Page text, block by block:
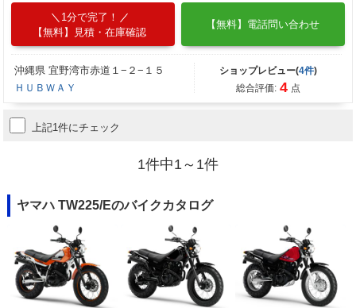
1分で完了！
【無料】見積・在庫確認
【無料】電話問い合わせ
沖縄県 宜野湾市赤道１−２−１５
ＨＵＢＷＡＹ
ショップレビュー(4件)
総合評価: 4 点
上記1件にチェック
1件中1～1件
ヤマハ TW225/Eのバイクカタログ